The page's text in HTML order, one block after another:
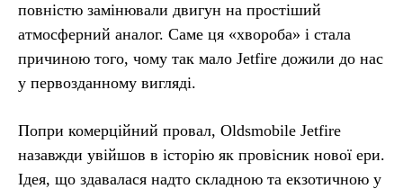
повністю замінювали двигун на простіший
атмосферний аналог. Саме ця «хвороба» і стала
причиною того, чому так мало Jetfire дожили до нас
у первозданному вигляді.
Попри комерційний провал, Oldsmobile Jetfire
назавжди увійшов в історію як провісник нової ери.
Ідея, що здавалася надто складною та екзотичною у